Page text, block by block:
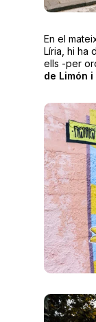
En el
Líria, hi ha
ells -per
de Limón i